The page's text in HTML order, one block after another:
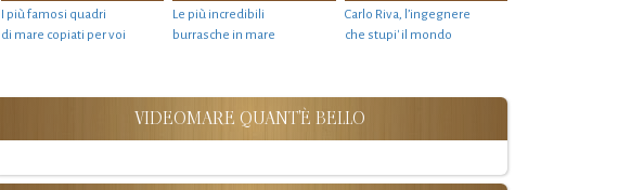
I più famosi quadri
di mare copiati per voi
Le più incredibili
burrasche in mare
Carlo Riva, l’ingegnere
che stupi' il mondo
VIDEOMARE QUANT'È BELLO